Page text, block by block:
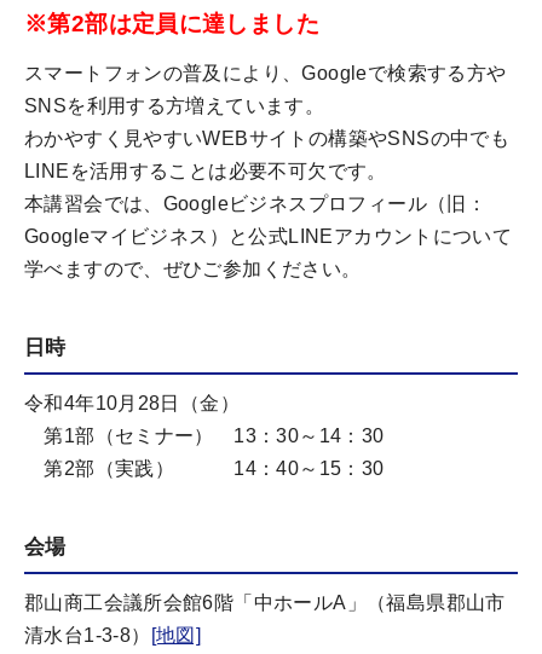
※第2部は定員に達しました
スマートフォンの普及により、Googleで検索する方や
SNSを利用する方増えています。
わかやすく見やすいWEBサイトの構築やSNSの中でも
LINEを活用することは必要不可欠です。
本講習会では、Googleビジネスプロフィール（旧：
Googleマイビジネス）と公式LINEアカウントについて
学べますので、ぜひご参加ください。
日時
令和4年10月28日（金）
第1部（セミナー） 13：30～14：30
第2部（実践） 14：40～15：30
会場
郡山商工会議所会館6階「中ホールA」（福島県郡山市
清水台1-3-8）
[地図]